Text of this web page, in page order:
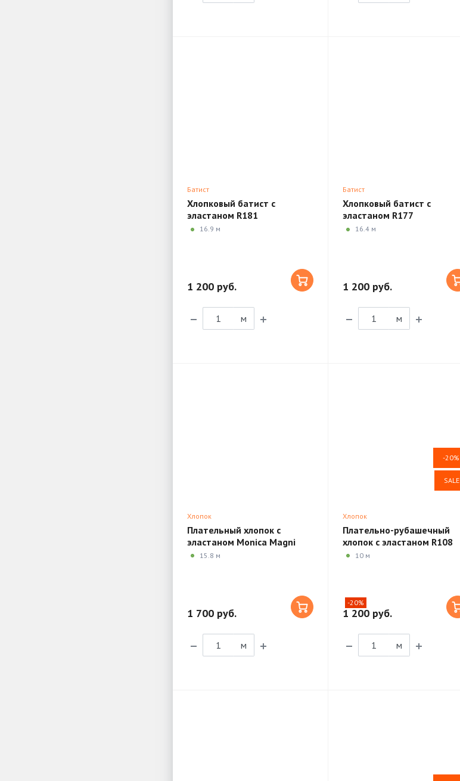
Батист
Хлопковый батист с
эластаном R181
16.9 м
1 200 руб.
м
Батист
Хлопковый батист с
эластаном R177
16.4 м
1 200 руб.
м
Хлопок
Плательный хлопок с
эластаном Monica Magni
MX189
15.8 м
1 700 руб.
м
-20%
SALE
Хлопок
Плательно-рубашечный
хлопок с эластаном R108
10 м
-20%
1 200 руб.
м